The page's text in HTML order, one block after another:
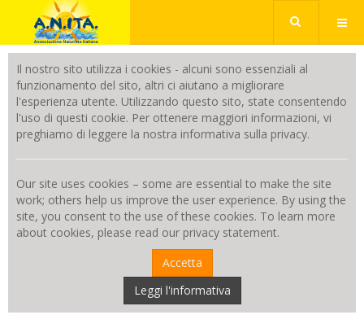
Il nostro sito utilizza i cookies - alcuni sono essenziali al
funzionamento del sito, altri ci aiutano a migliorare
l'esperienza utente. Utilizzando questo sito, state consentendo
l'uso di questi cookie. Per ottenere maggiori informazioni, vi
preghiamo di leggere la nostra informativa sulla privacy.
Our site uses cookies – some are essential to make the site
work; others help us improve the user experience. By using the
site, you consent to the use of these cookies. To learn more
about cookies, please read our privacy statement.
Accetta
Leggi l'informativa